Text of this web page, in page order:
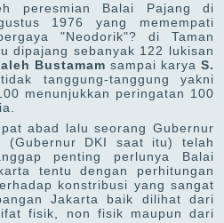
peresmian Balai Pajang di
1976 yang memempati
"Neodorik"? di Taman
dipajang sebanyak 122 lukisan
Bustamam sampai karya S.
tanggung-tanggung yakni
menunjukkan peringatan 100
abad lalu seorang Gubernur
(Gubernur DKI saat itu) telah
penting perlunya Balai
tentu dengan perhitungan
konstribusi yang sangat
Jakarta baik dilihat dari
fisik, non fisik maupun dari